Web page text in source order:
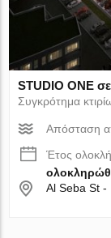
STUDIO ONE
Συγκρότημα
Απόσταση
Έτος
Al Seba St -